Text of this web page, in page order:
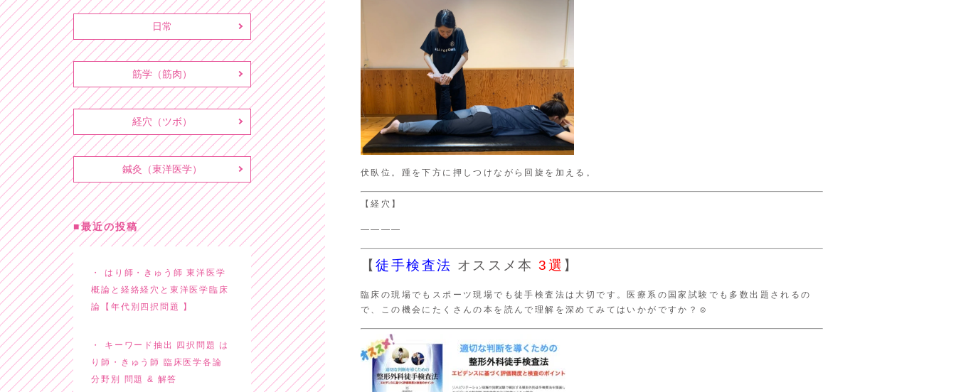
伏臥位。踵を下方に押しつけながら回旋を加える。
【経穴】
――――
【徒手検査法 オススメ本3選 】
臨床の現場でもスポーツ現場でも徒手検査法は大切です。医療系の国家試験でも多数出題されるの
で、この機会にたくさんの本を読んで理解を深めてみてはいかがですか？☺
日常
筋学（筋肉）
経穴（ツボ）
鍼灸（東洋医学）
最近の投稿
はり師・きゅう師 東洋医学
概論と経絡経穴と東洋医学臨床
論【年代別四択問題 】
キーワード抽出 四択問題 は
り師・きゅう師 臨床医学各論
分野別 問題 & 解答